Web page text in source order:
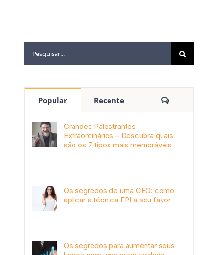
Popular Recente
Grandes Palestrantes
Extraordinários – Descubra quais
são os 7 tipos mais memoráveis
Os segredos de uma CEO: como
aplicar a técnica FPI a seu favor
Os segredos para aumentar seus